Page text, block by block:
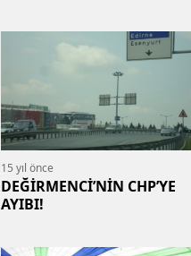
15 yıl önce
DEĞİRMENCİ’NİN CHP’YE
AYIBI!